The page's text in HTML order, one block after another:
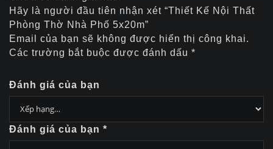
Hãy là người đầu tiên nhận xét “Thiết Kế Nội Thất
Phòng Thờ Nhà Phố 5x20m”
Email của bạn sẽ không được hiển thị công khai.
Các trường bắt buộc được đánh dấu *
Đánh giá của bạn
Đánh giá của bạn *